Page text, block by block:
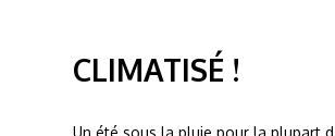
CLIMATISÉ !
Un été sous la pluie pour la plupart